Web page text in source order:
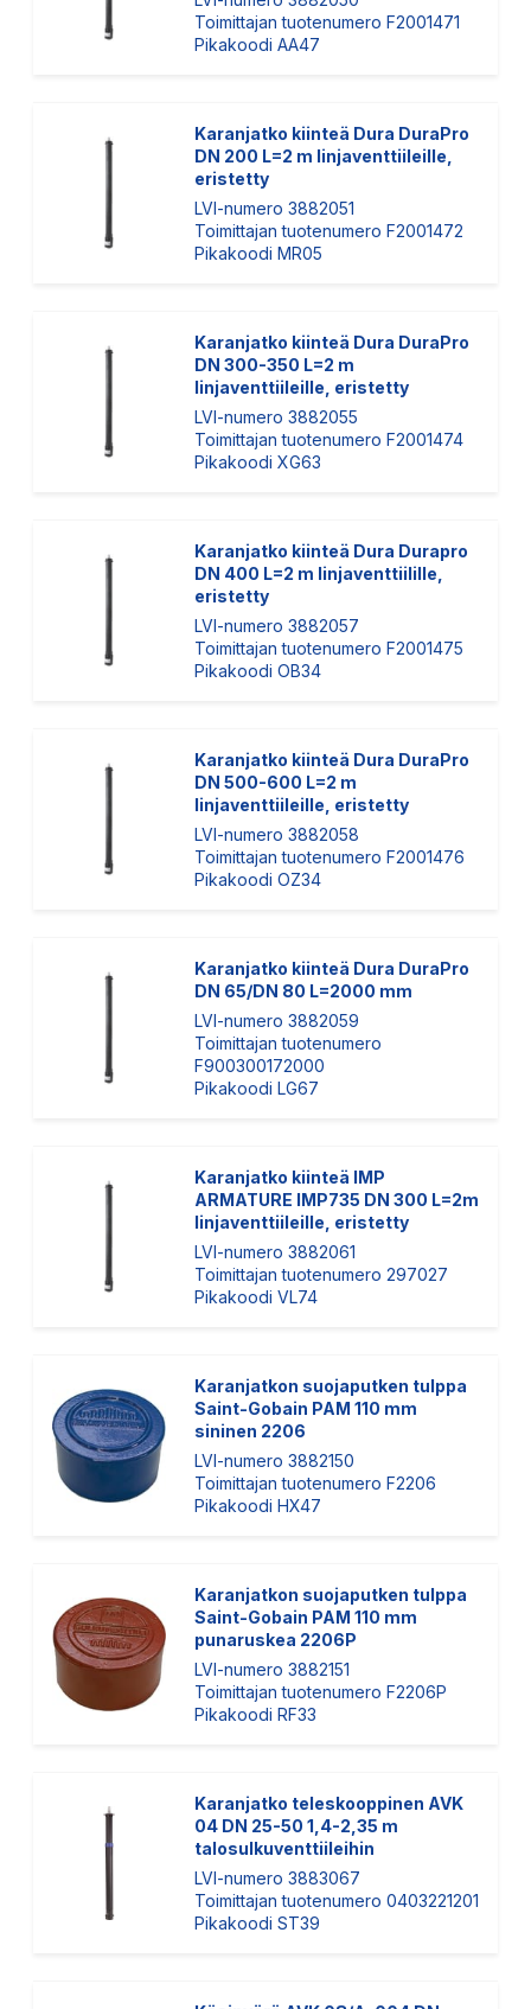
Toimittajan tuotenumero F2001471
Pikakoodi AA47
Karanjatko kiinteä Dura DuraPro
DN 200 L=2 m linjaventtiileille,
eristetty
LVI-numero 3882051
Toimittajan tuotenumero F2001472
Pikakoodi MR05
Karanjatko kiinteä Dura DuraPro
DN 300-350 L=2 m
linjaventtiileille, eristetty
LVI-numero 3882055
Toimittajan tuotenumero F2001474
Pikakoodi XG63
Karanjatko kiinteä Dura Durapro
DN 400 L=2 m linjaventtiilille,
eristetty
LVI-numero 3882057
Toimittajan tuotenumero F2001475
Pikakoodi OB34
Karanjatko kiinteä Dura DuraPro
DN 500-600 L=2 m
linjaventtiileille, eristetty
LVI-numero 3882058
Toimittajan tuotenumero F2001476
Pikakoodi OZ34
Karanjatko kiinteä Dura DuraPro
DN 65/DN 80 L=2000 mm
LVI-numero 3882059
Toimittajan tuotenumero
F900300172000
Pikakoodi LG67
Karanjatko kiinteä IMP
ARMATURE IMP735 DN 300 L=2m
linjaventtiileille, eristetty
LVI-numero 3882061
Toimittajan tuotenumero 297027
Pikakoodi VL74
Karanjatkon suojaputken tulppa
Saint-Gobain PAM 110 mm
sininen 2206
LVI-numero 3882150
Toimittajan tuotenumero F2206
Pikakoodi HX47
Karanjatkon suojaputken tulppa
Saint-Gobain PAM 110 mm
punaruskea 2206P
LVI-numero 3882151
Toimittajan tuotenumero F2206P
Pikakoodi RF33
Karanjatko teleskooppinen AVK
04 DN 25-50 1,4-2,35 m
talosulkuventtiileihin
LVI-numero 3883067
Toimittajan tuotenumero 0403221201
Pikakoodi ST39